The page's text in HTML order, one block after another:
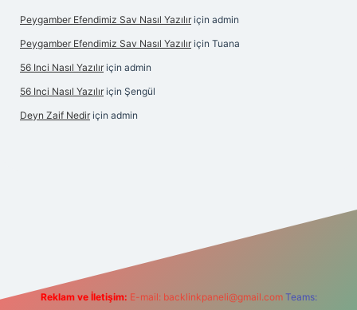
Peygamber Efendimiz Sav Nasıl Yazılır için admin
Peygamber Efendimiz Sav Nasıl Yazılır için Tuana
56 Inci Nasıl Yazılır için admin
56 Inci Nasıl Yazılır için Şengül
Deyn Zaif Nedir için admin
Reklam ve İletişim: E-mail: backlinkpaneli@gmail.com Teams: